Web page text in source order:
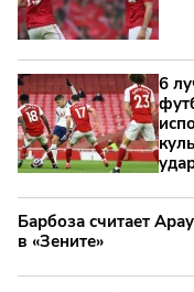
6
Барбоза считает
в «Зените»